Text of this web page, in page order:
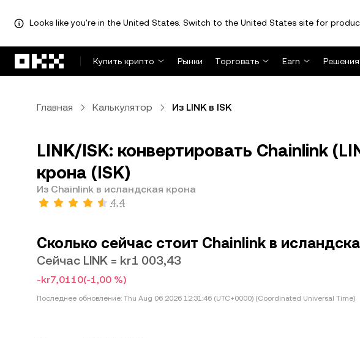
Looks like you're in the United States. Switch to the United States site for
Купить крипто
Рынки Торговать Earn
Главная Калькулятор Из LINK в ISK
LINK/ISK: конвертировать Chainlink
крона (ISK)
Из Chainlink в исландская крона
4,4
Сколько сейчас стоит Chainlink в
Сейчас LINK = kr1 003,43
-kr7,0110(-1,00 %)
Последнее обновление: Thu Aug 06 2026 12:31:46 (UTC+0000) (Coordinated Universal Time)